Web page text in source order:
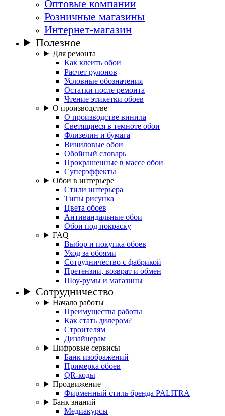
Оптовые компании
Розничные магазины
Интернет-магазин
Полезное
Для ремонта
Как клеить обои
Расчет рулонов
Условные обозначения
Остатки после ремонта
Чтение этикетки обоев
О производстве
О производстве винила
Светящиеся в темноте обои
Флизелин и бумага
Виниловые обои
Обойный словарь
Прокрашенные в массе обои
Суперэффекты
Обои в интерьере
Стили интерьера
Типы рисунка
Цвета обоев
Антивандальные обои
Обои под покраску
FAQ
Выбор и покупка обоев
Уход за обоями
Сотрудничество с фабрикой
Претензии, возврат и обмен
Шоу-румы и магазины
Сотрудничество
Начало работы
Преимущества работы
Как стать дилером?
Строителям
Дизайнерам
Цифровые сервисы
Банк изображений
Примерка обоев
QR-коды
Продвижение
Фирменный стиль бренда PALITRA
Банк знаний
Медиакурсы